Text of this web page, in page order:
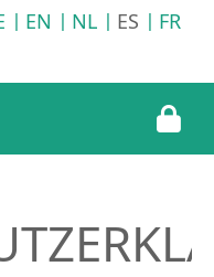
EN NL ES FR